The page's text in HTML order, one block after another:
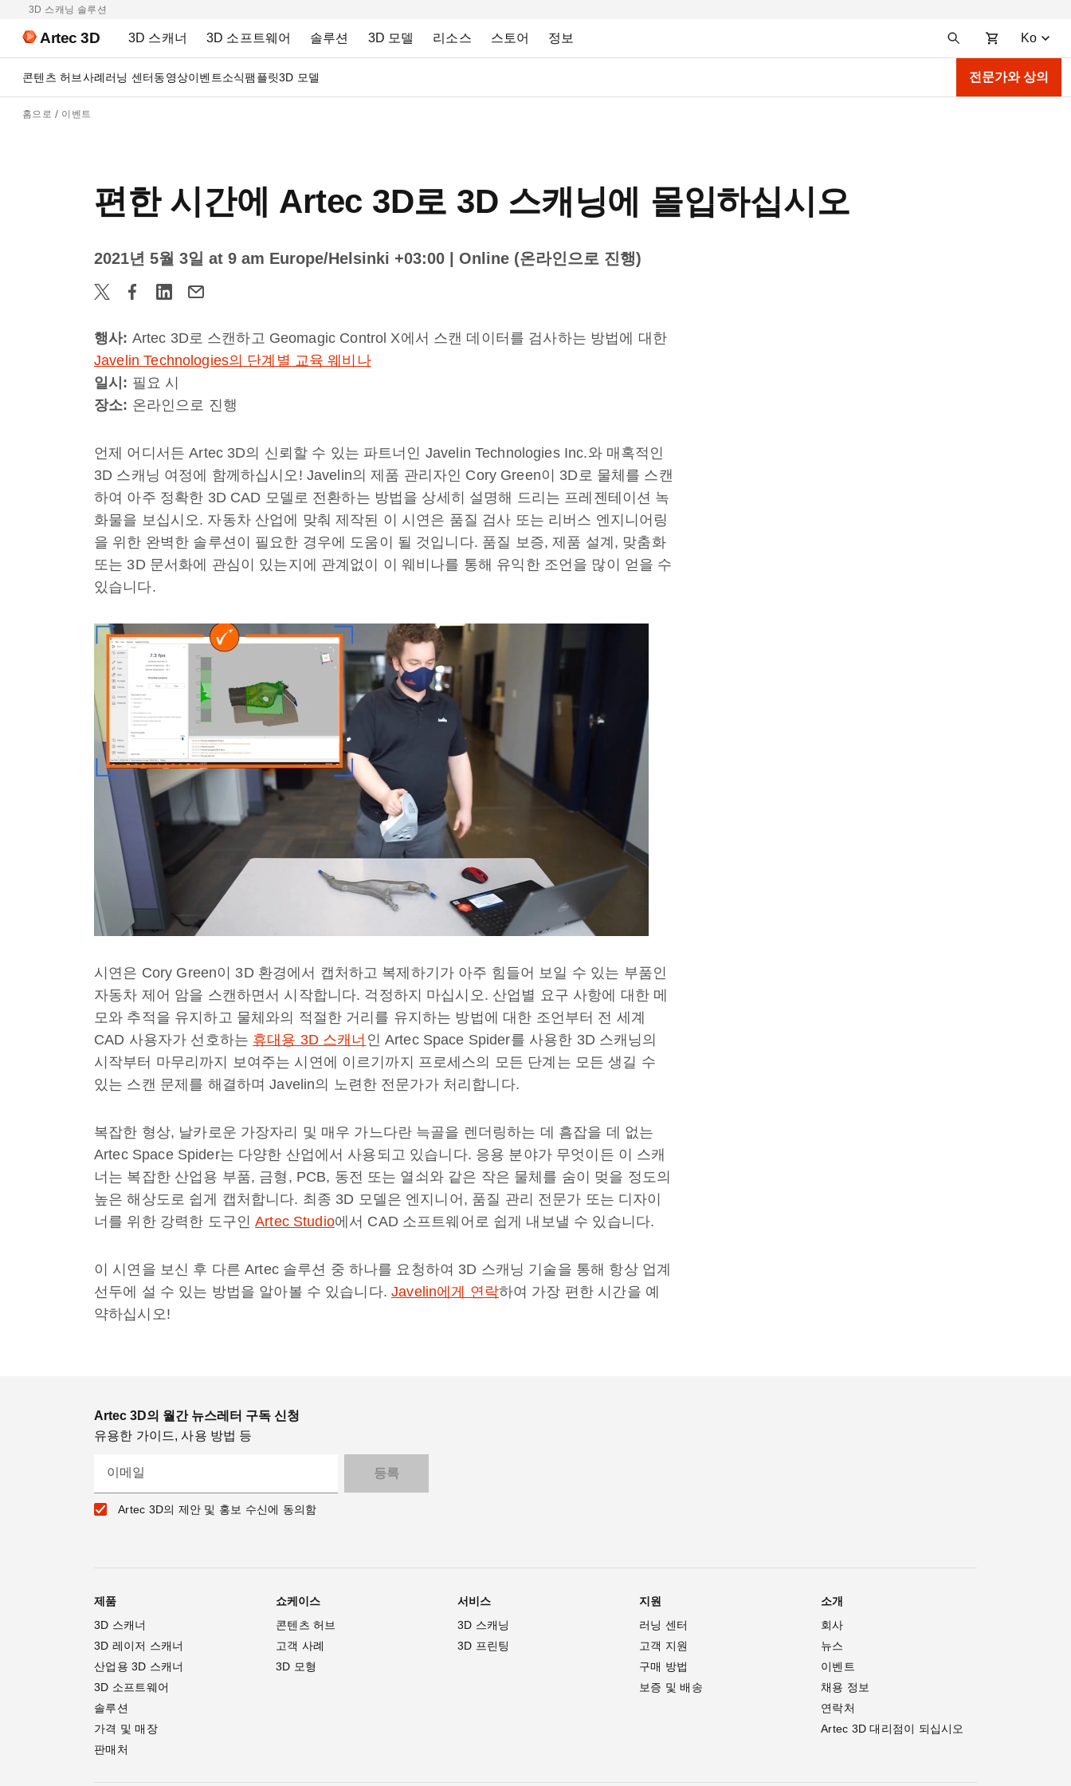
3D 스캐닝 솔루션
Artec 3D 3D 스캐너 3D 소프트웨어 솔루션 3D 모델 리소스 스토어 정보 Ko
콘텐츠 허브사례러닝 센터동영상이벤트소식팸플릿3D 모델 전문가와 상의
홈으로 이벤트
편한 시간에 Artec 3D로 3D 스캐닝에 몰입하십시오
2021년 5월 3일 at 9 am Europe/Helsinki +03:00 | Online (온라인으로 진행)
행사: Artec 3D로 스캔하고 Geomagic Control X에서 스캔 데이터를 검사하는 방법에 대한
Javelin Technologies의 단계별 교육 웨비나
일시 : 필요 시
장소: 온라인으로 진행
언제 어디서든 Artec 3D의 신뢰할 수 있는 파트너인 Javelin Technologies Inc.와 매혹적인
3D 스캐닝 여정에 함께하십시오! Javelin의 제품 관리자인 Cory Green이 3D로 물체를 스캔
하여 아주 정확한 3D CAD 모델로 전환하는 방법을 상세히 설명해 드리는 프레젠테이션 녹
화물을 보십시오. 자동차 산업에 맞춰 제작된 이 시연은 품질 검사 또는 리버스 엔지니어링
을 위한 완벽한 솔루션이 필요한 경우에 도움이 될 것입니다. 품질 보증, 제품 설계, 맞춤화
또는 3D 문서화에 관심이 있는지에 관계없이 이 웨비나를 통해 유익한 조언을 많이 얻을 수
있습니다.
시연은 Cory Green이 3D 환경에서 캡처하고 복제하기가 아주 힘들어 보일 수 있는 부품인
자동차 제어 암을 스캔하면서 시작합니다. 걱정하지 마십시오. 산업별 요구 사항에 대한 메
모와 추적을 유지하고 물체와의 적절한 거리를 유지하는 방법에 대한 조언부터 전 세계
CAD 사용자가 선호하는 휴대용 3D 스캐너 인 Artec Space Spider를 사용한 3D 스캐닝의
시작부터 마무리까지 보여주는 시연에 이르기까지 프로세스의 모든 단계는 모든 생길 수
있는 스캔 문제를 해결하며 Javelin의 노련한 전문가가 처리합니다.
복잡한 형상, 날카로운 가장자리 및 매우 가느다란 늑골을 렌더링하는 데 흠잡을 데 없는
Artec Space Spider는 다양한 산업에서 사용되고 있습니다. 응용 분야가 무엇이든 이 스캐
너는 복잡한 산업용 부품, 금형, PCB, 동전 또는 열쇠와 같은 작은 물체를 숨이 멎을 정도의
높은 해상도로 쉽게 캡처합니다. 최종 3D 모델은 엔지니어, 품질 관리 전문가 또는 디자이
너를 위한 강력한 도구인Artec Studio에서 CAD 소프트웨어로 쉽게 내보낼 수 있습니다.
이 시연을 보신 후 다른 Artec 솔루션 중 하나를 요청하여 3D 스캐닝 기술을 통해 항상 업계
선두에 설 수 있는 방법을 알아볼 수 있습니다.Javelin에게 연락하여 가장 편한 시간을 예
약하십시오!
Artec 3D의 월간 뉴스레터 구독 신청
유용한 가이드, 사용 방법 등
이메일
Artec 3D의 제안 및 홍보 수신에 동의함
제품
3D 스캐너
3D 레이저 스캐너
산업용 3D 스캐너
3D 소프트웨어
솔루션
가격 및 매장
판매처
쇼케이스
콘텐츠 허브
고객 사례
3D 모형
서비스
3D 스캐닝
3D 프린팅
지원
러닝 센터
고객 지원
구매 방법
보증 및 배송
소개
회사
뉴스
이벤트
채용 정보
연락처
Artec 3D 대리점이 되십시오